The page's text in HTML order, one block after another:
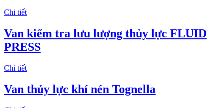
Chi tiết
Van kiểm tra lưu lượng thủy lực FLUID
PRESS
Chi tiết
Van thủy lực khí nén Tognella